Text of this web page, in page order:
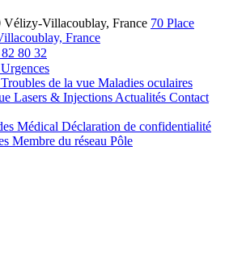
Vélizy-Villacoublay, France 70 Place
France
80 32
Urgences
Troubles de la vue Maladies oculaires
Lasers & Injections Actualités Contact
Médical Déclaration de confidentialité
Membre du réseau Pôle